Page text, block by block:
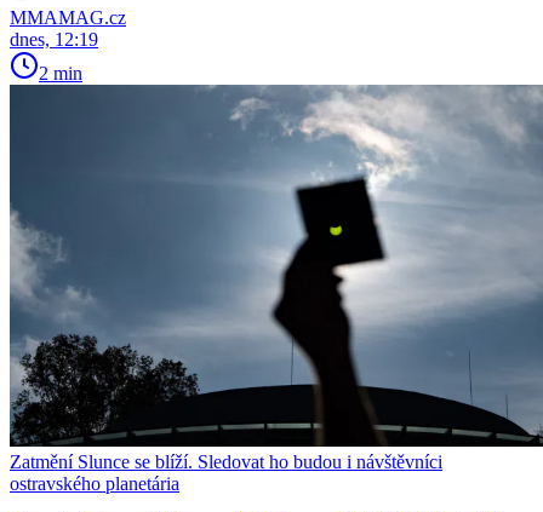
MMAMAG.cz
dnes, 12:19
2 min
Zatmění Slunce se blíží. Sledovat ho budou i návštěvníci
ostravského planetária